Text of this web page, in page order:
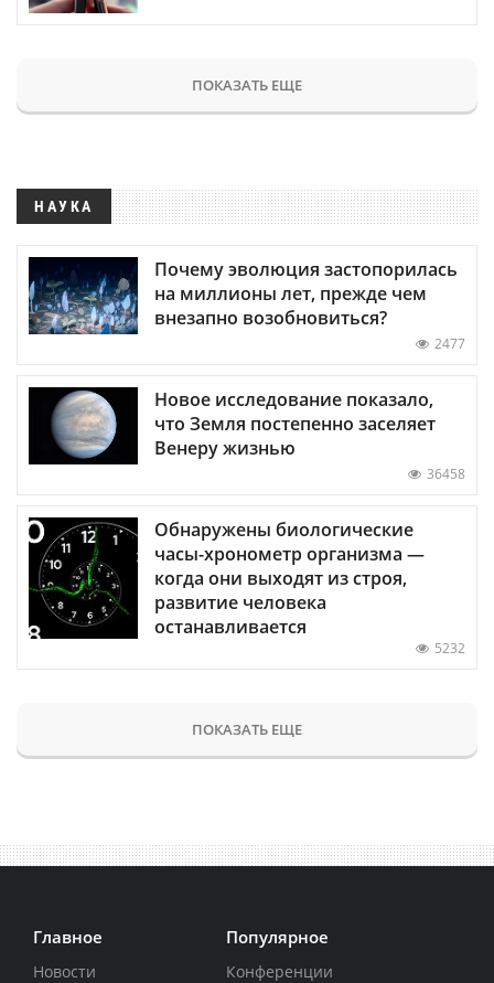
ПОКАЗАТЬ ЕЩЕ
НАУКА
Почему эволюция застопорилась
на миллионы лет, прежде чем
внезапно возобновиться?
2477
Новое исследование показало,
что Земля постепенно заселяет
Венеру жизнью
36458
Обнаружены биологические
часы-хронометр организма —
когда они выходят из строя,
развитие человека
останавливается
5232
ПОКАЗАТЬ ЕЩЕ
Главное
Новости
Популярное
Конференции